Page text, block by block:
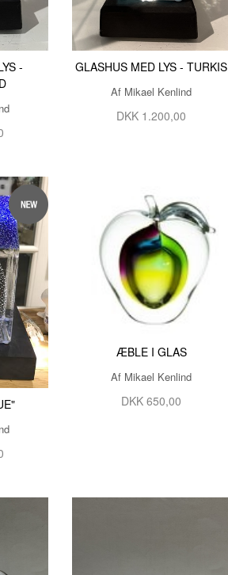
-
GLASHUS MED LYS - TURKIS
Af Mikael Kenlind
DKK 1.200,00
ÆBLE I GLAS
Af Mikael Kenlind
DKK 650,00